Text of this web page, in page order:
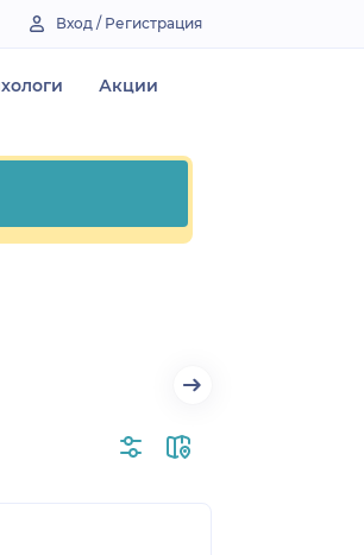
Вход / Регистрация
Акции